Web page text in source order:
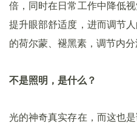
倍，同时在日常工作中降低
提升眼部舒适度，进而调节
的荷尔蒙、褪黑素，调节内分
不是照明，是什么？
光的神奇真实存在，而这也